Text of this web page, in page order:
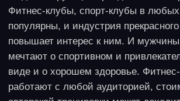
Описание идеи
Сокращение выездного туризма привело к
взрывному росту интереса к внутренним поездкам.
В этой нише можно найти множество возможностей,
от гостевых домов до организации туров выходного
дня. Второе направление можно рассматривать как